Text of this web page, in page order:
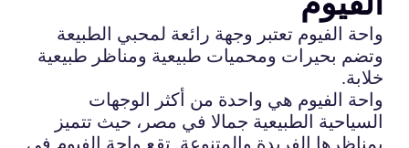
واحة الفيوم تعتبر وجهة رائعة لمحبي الطبيعة
وتضم بحيرات ومحميات طبيعية ومناظر طبيعية
خلابة.
واحة الفيوم هي واحدة من أكثر الوجهات
السياحية الطبيعية جمالا في مصر، حيث تتميز
بمناظرها الفريدة والمتنوعة. تقع واحة الفيوم في